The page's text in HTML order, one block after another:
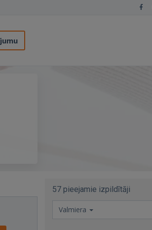
57 pieejamie izpildītāji
Valmiera